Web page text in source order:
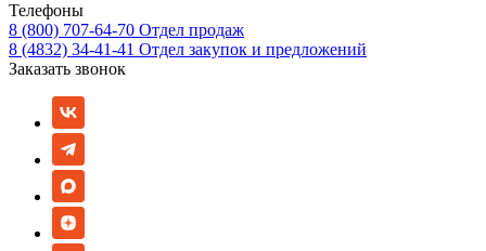
Телефоны
8 (800) 707-64-70 Отдел продаж
8 (4832) 34-41-41 Отдел закупок и предложений
Заказать звонок